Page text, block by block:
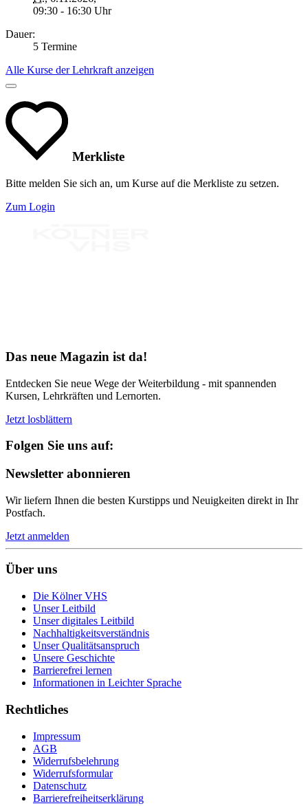
09:30 - 16:30 Uhr
Dauer:
5 Termine
Alle Kurse der Lehrkraft anzeigen
Merkliste
Bitte melden Sie sich an, um Kurse auf die Merkliste zu setzen.
Zum Login
Das neue Magazin ist da!
Entdecken Sie neue Wege der Weiterbildung - mit spannenden
Kursen, Lehrkräften und Lernorten.
Jetzt losblättern
Folgen Sie uns auf:
Newsletter abonnieren
Wir liefern Ihnen die besten Kurstipps und Neuigkeiten direkt in Ihr
Postfach.
Jetzt anmelden
Über uns
Die Kölner VHS
Unser Leitbild
Unser digitales Leitbild
Nachhaltigkeitsverständnis
Unser Qualitätsanspruch
Unsere Geschichte
Barrierefrei lernen
Informationen in Leichter Sprache
Rechtliches
Impressum
AGB
Widerrufsbelehrung
Widerrufsformular
Datenschutz
Barrierefreiheitserklärung